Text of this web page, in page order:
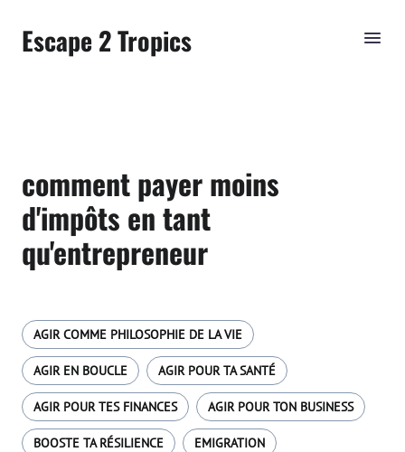
Escape 2 Tropics
comment payer moins
d'impôts en tant
qu'entrepreneur
AGIR COMME PHILOSOPHIE DE LA VIE
AGIR EN BOUCLE AGIR POUR TA SANTÉ
AGIR POUR TES FINANCES AGIR POUR TON BUSINESS
BOOSTE TA RÉSILIENCE EMIGRATION